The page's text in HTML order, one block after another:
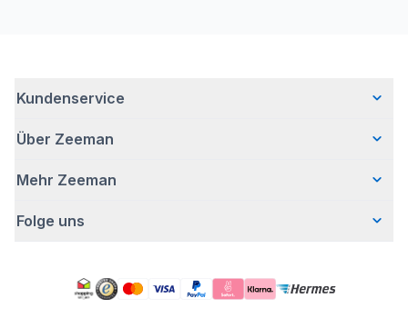
Kundenservice
Häufig gestellte Fragen
Lieferung
Retouren
Zeeman-Filialen
Über Zeeman
Wer wir sind
Verantwortungsvoll Geschäfte machen
Nachhaltigkeitsbericht
Mehr Zeeman
Presse
Impressum
Folge uns
Pinterest